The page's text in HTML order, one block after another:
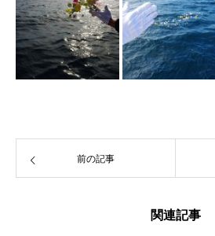
前の記事
関連記事